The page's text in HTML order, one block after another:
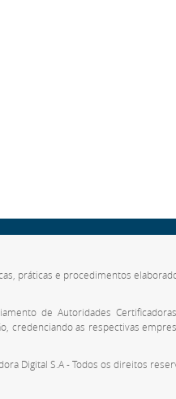
práticas e procedimentos
de Autoridades Certificadoras
credenciando as respectivas
Digital S.A - Todos os direitos